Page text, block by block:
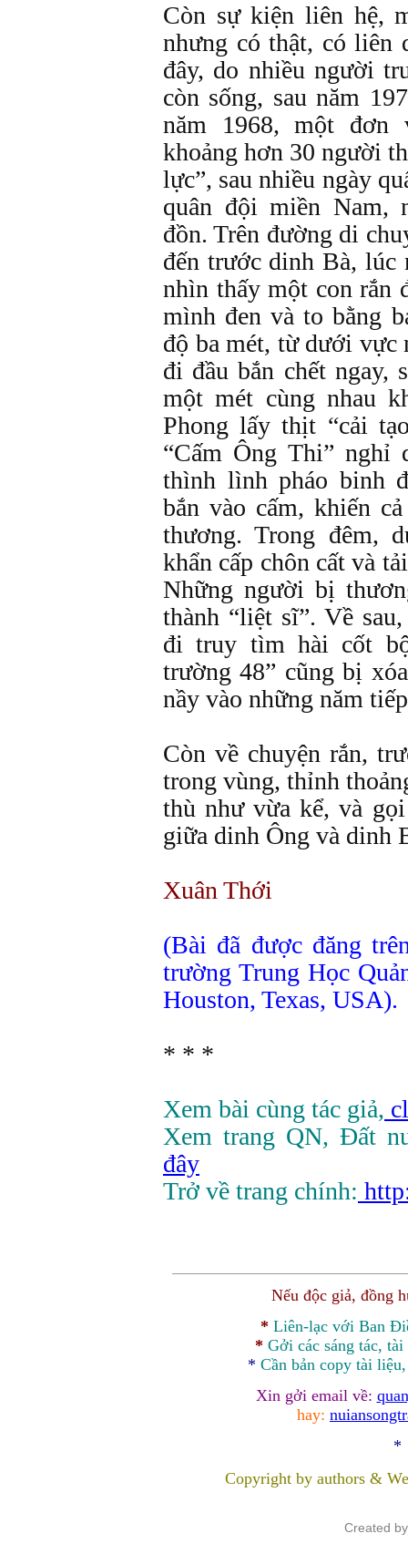
Còn sự kiện liên hệ,
nhưng có thật, có liên
đây, do nhiều người
còn sống, sau năm
năm 1968, một đơn
khoảng hơn 30 người
lực”, sau nhiều ngày
quân đội miền Nam,
đồn. Trên đường di
đến trước dinh Bà, lúc
nhìn thấy một con rắn
mình đen và to bằng
độ ba mét, từ dưới
đi đầu bắn chết ngay,
một mét cùng nhau
Phong lấy thịt “cải
“Cấm Ông Thi” nghỉ
thình lình pháo binh
bắn vào cấm, khiến
thương. Trong đêm,
khẩn cấp chôn cất và
Những người bị
thành “liệt sĩ”. Về
đi truy tìm hài cốt
trường 48” cũng bị
nầy vào những năm
Còn về chuyện rắn,
trong vùng, thỉnh
thù như vừa kể, và
giữa dinh Ông và dinh
Xuân Thới
(Bài đã được đăng
trường Trung Học
Houston, Texas, USA).
* * *
Xem bài cùng tác giả,
Xem trang QN, Đất
đây
Trở về trang chính:
Nếu độc giả, đồng
* Liên-lạc với Ban
* Gởi các sáng tác,
* Cần bản copy tài
Xin gởi email về:
hay:
*
Copyright by authors &
Created